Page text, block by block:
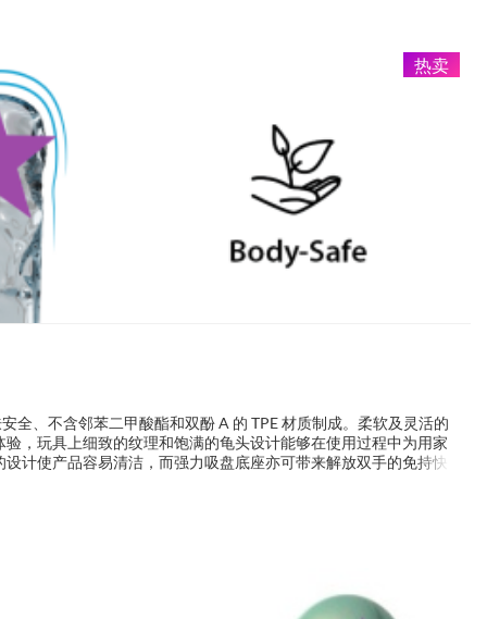
全、不含邻苯二甲酸酯和双酚 A 的 TPE 材质制成。柔软及灵活的
，玩具上细致的纹理和饱满的龟头设计能够在使用过程中为用家
计使产品容易清洁，而强力吸盘底座亦可带来解放双手的免持快